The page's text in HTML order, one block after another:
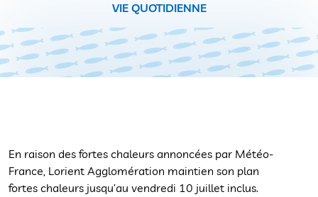
VIE QUOTIDIENNE
En raison des fortes chaleurs annoncées par Météo-
France, Lorient Agglomération maintien son plan
fortes chaleurs jusqu’au vendredi 10 juillet inclus.